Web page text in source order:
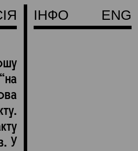
У
ІНФО ENG